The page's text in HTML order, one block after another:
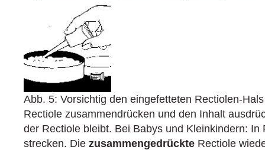
Abb. 5: Vorsichtig den eingefetteten Rectiolen-
Rectiole zusammendrücken und den Inhalt
der Rectiole bleibt. Bei Babys und Kleinkindern:
strecken. Die zusammengedrückte Rectiole